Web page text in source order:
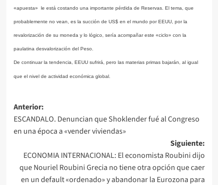
«apuesta» le está costando una importante pérdida de Reservas. El tema, que
probablemente no vean, es la succión de US$ en el mundo por EEUU, por la
revalorización de su moneda y lo lógico, sería acompañar este «ciclo» con la
paulatina desvalorización del Peso.
De continuar la tendencia, EEUU sufrirá, pero las materias primas bajarán, al igual
que el nivel de actividad económica global.
Navegación
de
entradas
Anterior:
ESCANDALO. Denuncian que Shoklender fué al Congreso
en una época a «vender viviendas»
Siguiente:
ECONOMIA INTERNACIONAL: El economista Roubini dijo
que Nouriel Roubini Grecia no tiene otra opción que caer
en un default «ordenado» y abandonar la Eurozona para